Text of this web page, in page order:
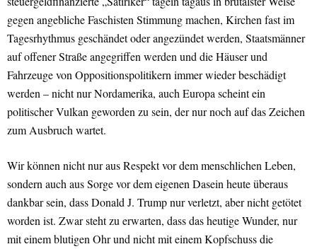
gegen angebliche Faschisten Stimmung machen, Kirchen fast im
Tagesrhythmus geschändet oder angezündet werden, Staatsmänner
auf offener Straße angegriffen werden und die Häuser und
Fahrzeuge von Oppositionspolitikern immer wieder beschädigt
werden – nicht nur Nordamerika, auch Europa scheint ein
politischer Vulkan geworden zu sein, der nur noch auf das Zeichen
zum Ausbruch wartet.
Wir können nicht nur aus Respekt vor dem menschlichen Leben,
sondern auch aus Sorge vor dem eigenen Dasein heute überaus
dankbar sein, dass Donald J. Trump nur verletzt, aber nicht getötet
worden ist. Zwar steht zu erwarten, dass das heutige Wunder, nur
mit einem blutigen Ohr und nicht mit einem Kopfschuss die